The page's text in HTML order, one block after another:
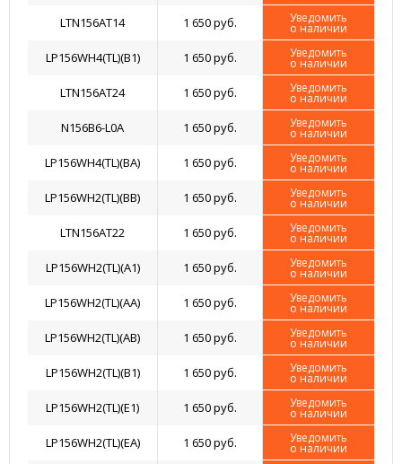
LTN156AT14 1 650 руб. Уведомить
о наличии
LP156WH4(TL)(B1) 1 650 руб. Уведомить
о наличии
LTN156AT24 1 650 руб. Уведомить
о наличии
N156B6-L0A 1 650 руб. Уведомить
о наличии
LP156WH4(TL)(BA) 1 650 руб. Уведомить
о наличии
LP156WH2(TL)(BB) 1 650 руб. Уведомить
о наличии
LTN156AT22 1 650 руб. Уведомить
о наличии
LP156WH2(TL)(A1) 1 650 руб. Уведомить
о наличии
LP156WH2(TL)(AA) 1 650 руб. Уведомить
о наличии
LP156WH2(TL)(AB) 1 650 руб. Уведомить
о наличии
LP156WH2(TL)(B1) 1 650 руб. Уведомить
о наличии
LP156WH2(TL)(E1) 1 650 руб. Уведомить
о наличии
LP156WH2(TL)(EA) 1 650 руб. Уведомить
о наличии